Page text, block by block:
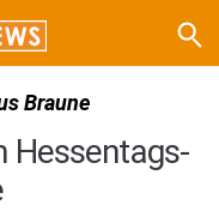
Braune
Hessentags-